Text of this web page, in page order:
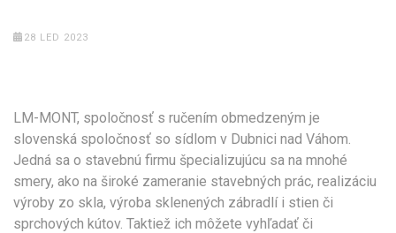
28 LED 2023
LM-MONT, spoločnosť s ručením obmedzeným je
slovenská spoločnosť so sídlom v Dubnici nad Váhom.
Jedná sa o stavebnú firmu špecializujúcu sa na mnohé
smery, ako na široké zameranie stavebných prác, realizáciu
výroby zo skla, výroba sklenených zábradlí i stien či
sprchových kútov. Taktiež ich môžete vyhľadať či